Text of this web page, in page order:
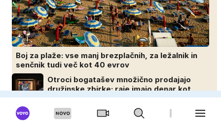
Boj za plaže: vse manj brezplačnih, za ležalnik in
senčnik tudi več kot 40 evrov
Otroci bogatašev množično prodajajo
družinske zbirke: raje imajo denar kot
umetnine